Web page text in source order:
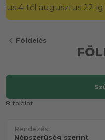
2026. július 4-től
chevron_left Földelés
8 találat
Rendezés: